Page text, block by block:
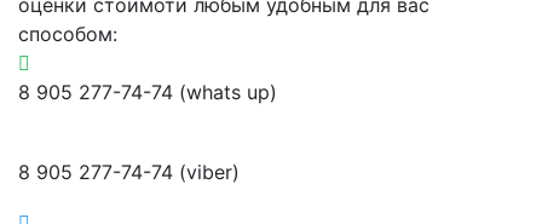
способом:
8 905 277-74-74 (whats up)
8 905 277-74-74 (viber)